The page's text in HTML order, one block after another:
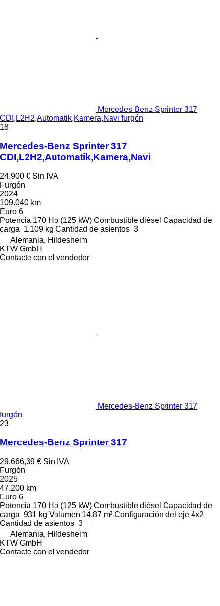
Mercedes-Benz Sprinter 317
CDI,L2H2,Automatik,Kamera,Navi furgón
18
Mercedes-Benz Sprinter 317
CDI,L2H2,Automatik,Kamera,Navi
24.900 € Sin IVA
Furgón
2024
109.040 km
Euro 6
Potencia 170 Hp (125 kW) Combustible diésel Capacidad de
carga 1.109 kg Cantidad de asientos 3
Alemania, Hildesheim
KTW GmbH
Contacte con el vendedor
Mercedes-Benz Sprinter 317
furgón
23
Mercedes-Benz Sprinter 317
29.666,39 € Sin IVA
Furgón
2025
47.200 km
Euro 6
Potencia 170 Hp (125 kW) Combustible diésel Capacidad de
carga 931 kg Volumen 14,87 m³ Configuración del eje 4x2
Cantidad de asientos 3
Alemania, Hildesheim
KTW GmbH
Contacte con el vendedor